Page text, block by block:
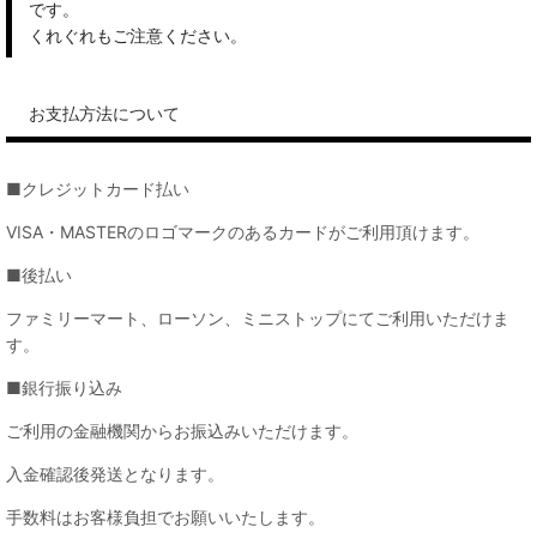
です。
くれぐれもご注意ください。
お支払方法について
■クレジットカード払い
VISA・MASTERのロゴマークのあるカードがご利用頂けます。
■後払い
ファミリーマート、ローソン、ミニストップにてご利用いただけま
す。
■銀行振り込み
ご利用の金融機関からお振込みいただけます。
入金確認後発送となります。
手数料はお客様負担でお願いいたします。